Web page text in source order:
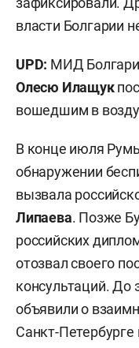
власти Болгарии
UPD: МИД
Олесю Илащук
вошедшим в
В конце июля
обнаружении
вызвала
Липаева. Позже
российских
отозвал своего
консультаций. До
объявили о
Санкт-